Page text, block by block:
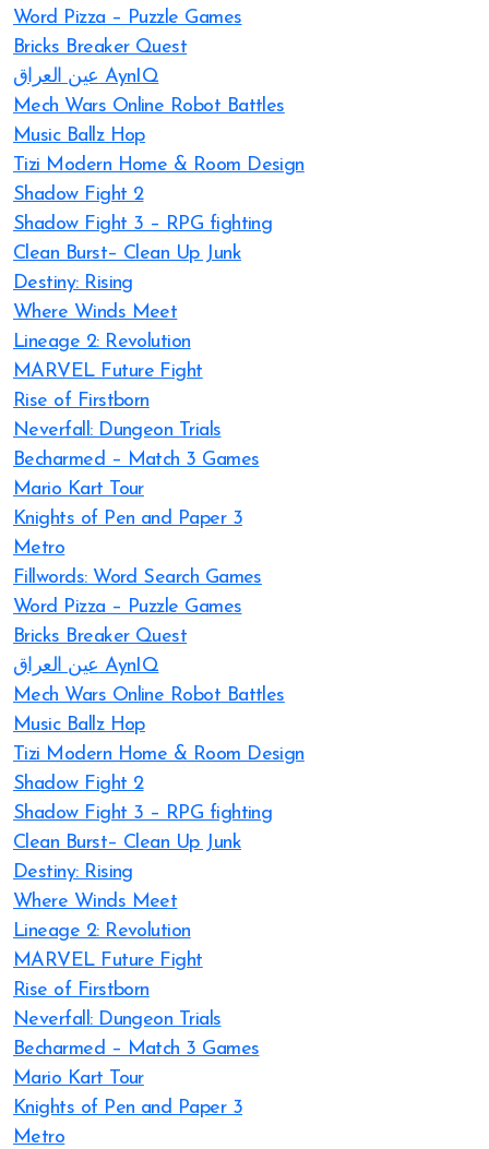
Word Pizza – Puzzle Games
Bricks Breaker Quest
عين العراق AynIQ
Mech Wars Online Robot Battles
Music Ballz Hop
Tizi Modern Home & Room Design
Shadow Fight 2
Shadow Fight 3 – RPG fighting
Clean Burst– Clean Up Junk
Destiny: Rising
Where Winds Meet
Lineage 2: Revolution
MARVEL Future Fight
Rise of Firstborn
Neverfall: Dungeon Trials
Becharmed – Match 3 Games
Mario Kart Tour
Knights of Pen and Paper 3
Metro
Fillwords: Word Search Games
Word Pizza – Puzzle Games
Bricks Breaker Quest
عين العراق AynIQ
Mech Wars Online Robot Battles
Music Ballz Hop
Tizi Modern Home & Room Design
Shadow Fight 2
Shadow Fight 3 – RPG fighting
Clean Burst– Clean Up Junk
Destiny: Rising
Where Winds Meet
Lineage 2: Revolution
MARVEL Future Fight
Rise of Firstborn
Neverfall: Dungeon Trials
Becharmed – Match 3 Games
Mario Kart Tour
Knights of Pen and Paper 3
Metro